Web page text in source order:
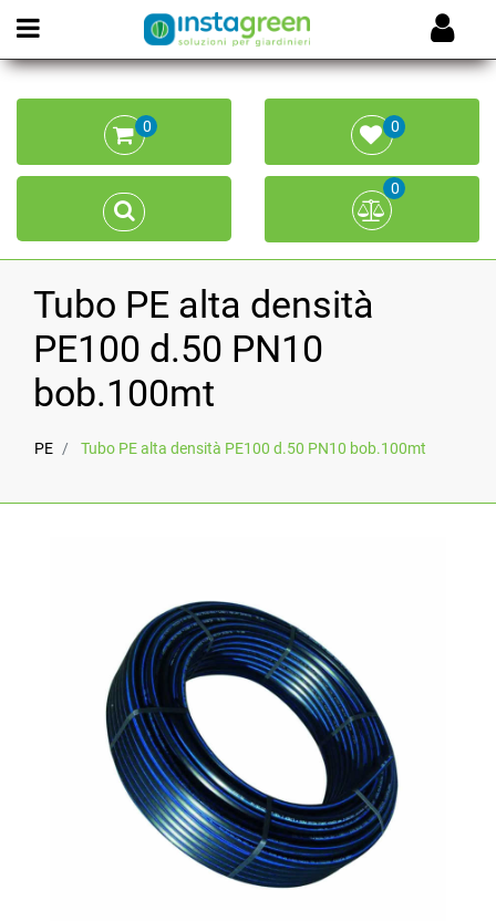
Open menu
0 0
0
Tubo PE alta densità
PE100 d.50 PN10
bob.100mt
PE Tubo PE alta densità PE100 d.50 PN10 bob.100mt